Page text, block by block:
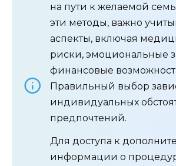
на пути к желаемой
эти методы, важно
аспекты, включая
риски, эмоциональные
финансовые
Правильный выбор
индивидуальных
предпочтений.
Для доступа к
информации о